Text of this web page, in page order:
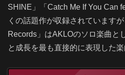
SHINE」「Catch Me If You Can
くの話題作が収録されています
Records」はAKLOのソロ楽曲と
と成長を最も直接的に表現した楽